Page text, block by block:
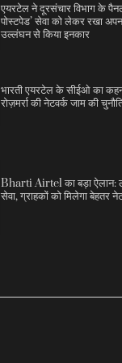
एयरटेल ने दूरसंचार विभाग के
पोस्टपेड’ सेवा को लेकर रखा
उल्लंघन से किया इनकार
भारती एयरटेल के सीईओ का
रोज़मर्रा की नेटवर्क जाम की
Bharti Airtel का बड़ा ऐलान:
सेवा, ग्राहकों को मिलेगा बेहतर